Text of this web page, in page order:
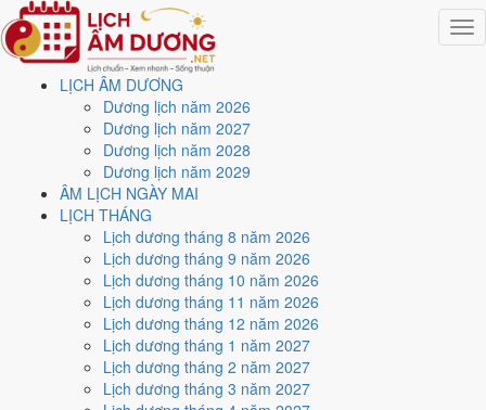
LỊCH ÂM DƯƠNG
Dương lịch năm 2026
Dương lịch năm 2027
Dương lịch năm 2028
Dương lịch năm 2029
ÂM LỊCH NGÀY MAI
LỊCH THÁNG
Lịch dương tháng 8 năm 2026
Lịch dương tháng 9 năm 2026
Lịch dương tháng 10 năm 2026
Lịch dương tháng 11 năm 2026
Lịch dương tháng 12 năm 2026
Lịch dương tháng 1 năm 2027
Lịch dương tháng 2 năm 2027
Lịch dương tháng 3 năm 2027
Trang chủ
Lịch năm 2028
Tháng 11/2028
Ngày 4/11/2028 (Quý Tỵ)
Xem ngày4/11/2028
lịch - Ngày 18/9 âm lịch
(Quý Tỵ) tốt hay xấu?
Ngày 4/11/2028 dương lịch (Thứ Bảy) là ngày 18/9/2028 âm lịch
Quý Tỵ- Can khắc Chi, Trực Nguy, Sao Liễu, nạp âm
Trường Lưu Thủy. Tổng hòa, đây làNgày Bình Hòa